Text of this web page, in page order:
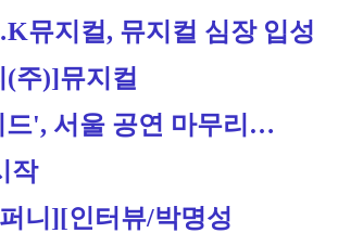
뮤지컬, 뮤지컬 심장 입성
(주)]뮤지컬
드', 서울 공연 마무리…
작
니][인터뷰/박명성